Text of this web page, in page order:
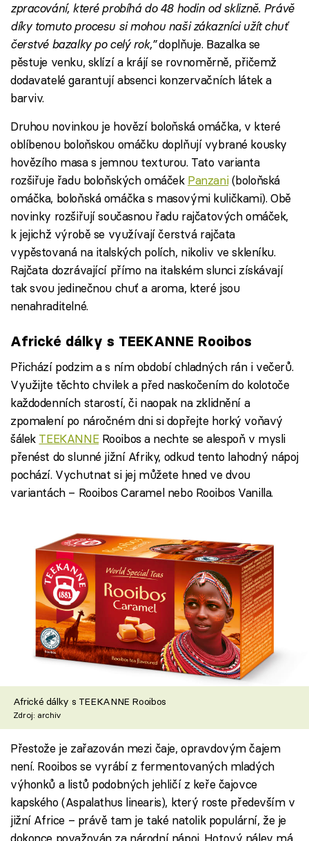
zpracování, které probíhá do 48 hodin od sklizně. Právě
díky tomuto procesu si mohou naši zákazníci užít chuť
čerstvé bazalky po celý rok,”doplňuje. Bazalka se
pěstuje venku, sklízí a krájí se rovnoměrně, přičemž
dodavatelé garantují absenci konzervačních látek a
barviv.
Druhou novinkou je hovězí boloňská omáčka, v které
oblíbenou boloňskou omáčku doplňují vybrané kousky
hovězího masa s jemnou texturou. Tato varianta
rozšiřuje řadu boloňských omáček Panzani(boloňská
omáčka, boloňská omáčka s masovými kuličkami). Obě
novinky rozšiřují současnou řadu rajčatových omáček,
k jejichž výrobě se využívají čerstvá rajčata
vypěstovaná na italských polích, nikoliv ve skleníku.
Rajčata dozrávající přímo na italském slunci získávají
tak svou jedinečnou chuť a aroma, které jsou
nenahraditelné.
Africké dálky s TEEKANNE Rooibos
Přichází podzim a s ním období chladných rán i večerů.
Využijte těchto chvilek a před naskočením do kolotoče
každodenních starostí, či naopak na zklidnění a
zpomalení po náročném dni si dopřejte horký voňavý
šálek TEEKANNERooibos a nechte se alespoň v mysli
přenést do slunné jižní Afriky, odkud tento lahodný nápoj
pochází. Vychutnat si jej můžete hned ve dvou
variantách – Rooibos Caramel nebo Rooibos Vanilla.
Africké dálky s TEEKANNE Rooibos
Zdroj: archiv
Přestože je zařazován mezi čaje, opravdovým čajem
není. Rooibos se vyrábí z fermentovaných mladých
výhonků a listů podobných jehličí z keře čajovce
kapského (Aspalathus linearis), který roste především v
jižní Africe – právě tam je také natolik populární, že je
dokonce považován za národní nápoj. Hotový nálev má